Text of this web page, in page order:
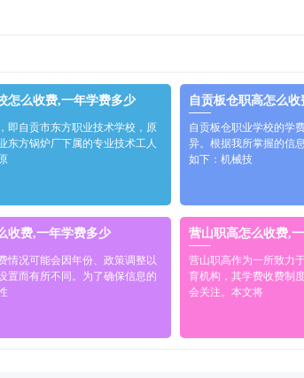
怎么收费,一年学费多少
即自贡市东方职业技术学校，原
东方锅炉厂下属的专业技术工人
自贡板仓职高怎么
自贡板仓职业学校的学
异。根据我所掌握的信
如下：机械技
收费,一年学费多少
情况可能会因年份、政策调整以
置而有所不同。为了确保信息的
营山职高怎么收费,
营山职高作为一所致力
育机构，其学费收费制
会关注。本文将